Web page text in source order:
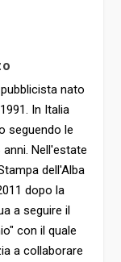
nato
In Italia
seguendo le
Nell'estate
dell'Alba
dopo la
a seguire il
con il quale
a collaborare